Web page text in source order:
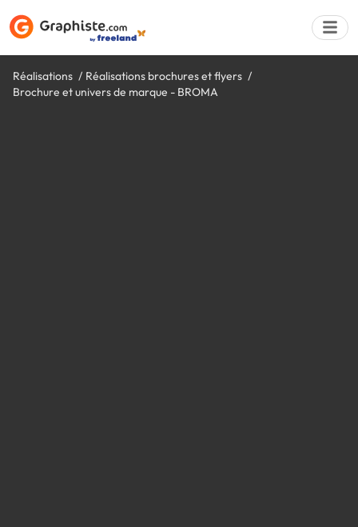
Réalisations
Réalisations brochures et flyers
Brochure et univers de marque - BROMA